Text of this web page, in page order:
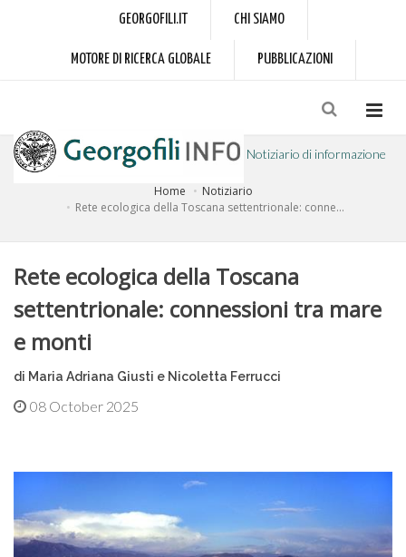
GEORGOFILI.IT CHI SIAMO
MOTORE DI RICERCA GLOBALE PUBBLICAZIONI
Notiziario di informazione
a cura dell'Accademia dei Georgofili
Home
Notiziario
Rete ecologica della Toscana settentrionale: conne...
Rete ecologica della Toscana
settentrionale: connessioni tra mare
e monti
di Maria Adriana Giusti e Nicoletta Ferrucci
08 October 2025